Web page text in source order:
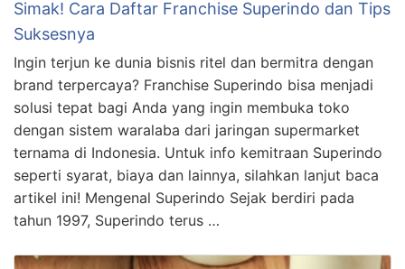
Simak! Cara Daftar Franchise Superindo dan Tips
Suksesnya
Ingin terjun ke dunia bisnis ritel dan bermitra dengan
brand terpercaya? Franchise Superindo bisa menjadi
solusi tepat bagi Anda yang ingin membuka toko
dengan sistem waralaba dari jaringan supermarket
ternama di Indonesia. Untuk info kemitraan Superindo
seperti syarat, biaya dan lainnya, silahkan lanjut baca
artikel ini! Mengenal Superindo Sejak berdiri pada
tahun 1997, Superindo terus …